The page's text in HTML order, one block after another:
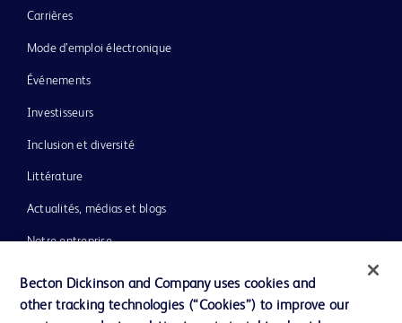
Carrières
Mode d’emploi électronique
Événements
Investisseurs
Inclusion et diversité
Littérature
Actualités, médias et blogs
Notre entreprise
Assistance
Becton Dickinson and Company uses cookies and
other tracking technologies (“Cookies”) to improve our